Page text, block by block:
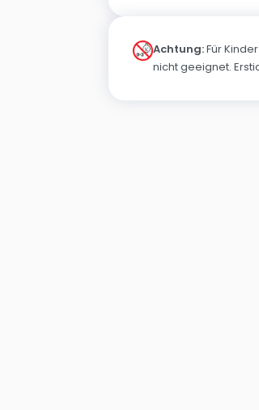
Achtung:Für
nicht geeignet.